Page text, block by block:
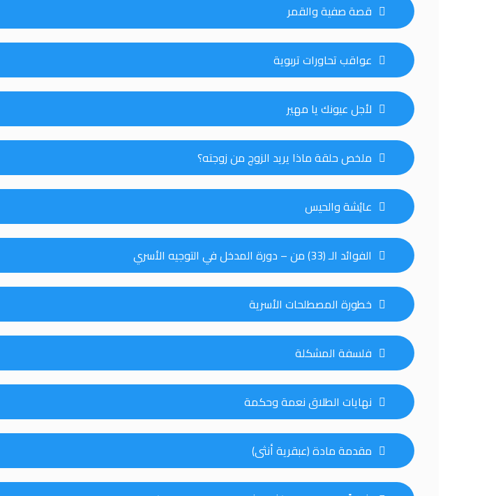
قصة صفية والقمر
عواقب تحاورات تربوية
لأجل عيونك يا مهير
ملخص حلقة ماذا يريد الزوج من زوجته؟
عائِشة والحيس
الفوائد الـ (33) من – دورة المدخل في التوجيه الأسري
خطورة المصطلحات الأسرية
فلسفة المشكلة
نهايات الطلاق نعمة وحكمة
مقدمة مادة (عبقرية أنثى)